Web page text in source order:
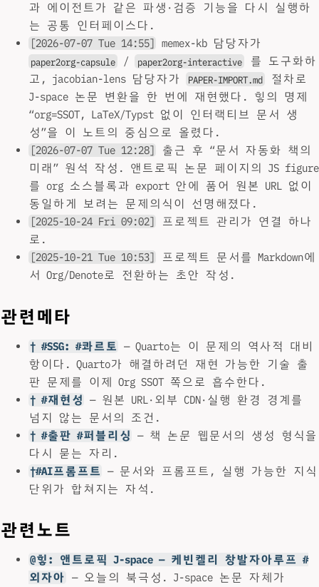
과 에이전트가 같은 파생·검증 기능을 다시 실행하
는 공통 인터페이스다.
[2026-07-07 Tue 14:55] memex-kb 담당자가
paper2org-capsule / paper2org-interactive
를 도구화하
고, jacobian-lens 담당자가
PAPER-IMPORT.md
절차로
J-space 논문 변환을 한 번에 재현했다. 힣의 명제
“org=SSOT, LaTeX/Typst 없이 인터랙티브 문서 생
성”을 이 노트의 중심으로 올렸다.
[2026-07-07 Tue 12:28]
출근 후 “문서 자동화 책의
미래” 원석 작성. 앤트로픽 논문 페이지의 JS figure
를 org 소스블록과 export 안에 품어 원본 URL 없이
동일하게 보려는 문제의식이 선명해졌다.
[2025-10-24 Fri 09:02]
프로젝트 관리가 연결 하나
로.
[2025-10-21 Tue 10:53]
프로젝트 문서를 Markdown에
서 Org/Denote로 전환하는 초안 작성.
관련메타
† #SSG: #콰르토 — Quarto는 이 문제의 역사적 대비
항이다. Quarto가 해결하려던 재현 가능한 기술 출
판 문제를 이제 Org SSOT 쪽으로 흡수한다.
† #재현성 — 원본 URL·외부 CDN·실행 환경 경계를
넘지 않는 문서의 조건.
† #출판 #퍼블리싱 — 책 논문
웹문서의 생성 형식을
다시 묻는 자리.
†#AI프롬프트 — 문서와 프롬프트, 실행 가능한 지식
단위가 합쳐지는 자석.
관련노트
@힣: 앤트로픽 J-space — 케빈켈리 창발자아루프 #
외자아 — 오늘의 북극성. J-space 논문 자체가